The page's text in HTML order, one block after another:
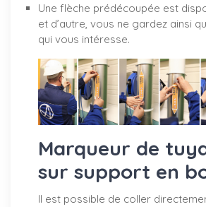
Une flèche prédécoupée est
et d’autre, vous ne gardez ainsi
qui vous intéresse.
Marqueur de
sur support en
Il est possible de coller